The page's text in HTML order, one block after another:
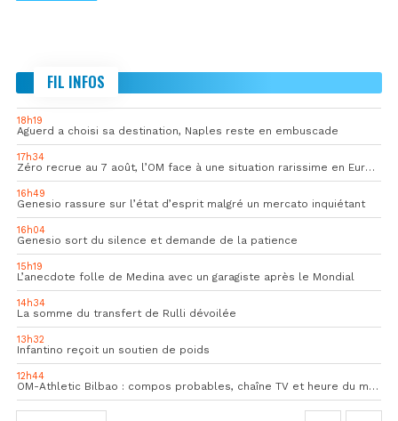
FIL INFOS
18h19
Aguerd a choisi sa destination, Naples reste en embuscade
17h34
Zéro recrue au 7 août, l’OM face à une situation rarissime en Europe
16h49
Genesio rassure sur l’état d’esprit malgré un mercato inquiétant
16h04
Genesio sort du silence et demande de la patience
15h19
L’anecdote folle de Medina avec un garagiste après le Mondial
14h34
La somme du transfert de Rulli dévoilée
13h32
Infantino reçoit un soutien de poids
12h44
OM-Athletic Bilbao : compos probables, chaîne TV et heure du match